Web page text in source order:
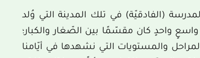
(الفادقيّة) في تلك المدينة التي وُلد
واحدٍ كان مقسّمًا بين الصّغار والكبار؛
والمستويات التي نشهدها في أيّامنا